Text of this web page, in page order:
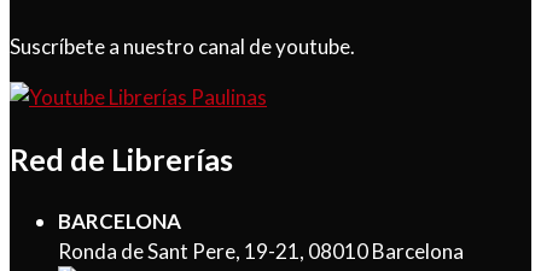
Suscríbete a nuestro canal de youtube.
Red de Librerías
BARCELONA
Ronda de Sant Pere, 19-21, 08010 Barcelona